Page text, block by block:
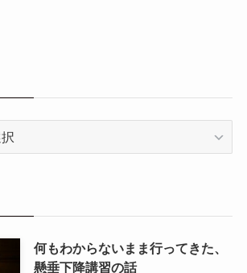
何もわからないまま行ってきた、
懸垂下降講習の話